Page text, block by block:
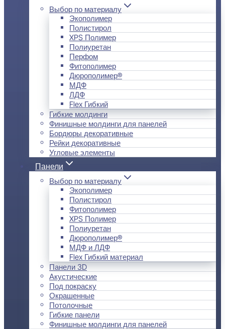
Выбор по материалу
Экополимер
Полистирол
XPS Полимер
Полиуретан
Перфом
Фитополимер
Дюрополимер®
МДФ
ЛДФ
Flex Гибкий
Гибкие молдинги
Финишные молдинги для панелей
Бордюры декоративные
Рейки декоративные
Угловые элементы
Панели
Выбор по материалу
Экополимер
Полистирол
Фитополимер
XPS Полимер
Полиуретан
Дюрополимер®
МДФ и ЛДФ
Flex Гибкий материал
Панели 3D
Акустические
Под покраску
Окрашенные
Потолочные
Гибкие панели
Финишные молдинги для панелей